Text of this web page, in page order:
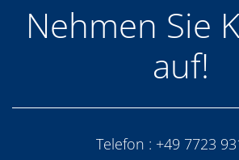
Nehmen Sie
auf!
Telefon : +49 7723